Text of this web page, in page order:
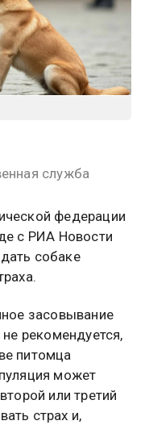
служба
федерации
с РИА Новости
собаке
засовывание
не рекомендуется,
питомца
может
или третий
страх и,